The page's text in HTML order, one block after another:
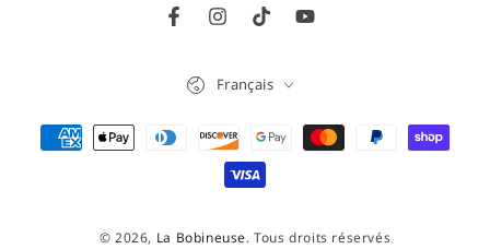
FacebookInstagram
TikTokYouTube
© 2026, La Bobineuse. Tous droits réservés
Français
Modes